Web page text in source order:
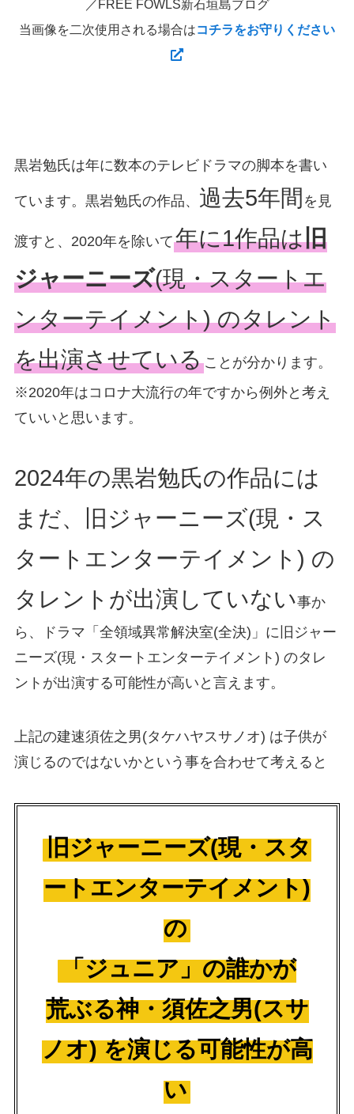
／FREE FOWLS新石垣島ブログ
当画像を二次使用される場合はコチラをお守りください
黒岩勉氏は年に数本のテレビドラマの脚本を書い
ています。黒岩勉氏の作品、 過去5年間 を見
渡すと、2020年を除いて年に1作品は旧
ジャーニーズ(現・スタートエ
ンターテイメント) のタレント
を出演させていることが分かります。
※2020年はコロナ大流行の年ですから例外と考え
ていいと思います。
2024年の黒岩勉氏の作品には
まだ、旧ジャーニーズ(現・ス
タートエンターテイメント) の
タレントが出演していない事か
ら、ドラマ「全領域異常解決室(全決)」に旧ジャー
ニーズ(現・スタートエンターテイメント) のタレ
ントが出演する可能性が高いと言えます。
上記の建速須佐之男(タケハヤスサノオ) は子供が
演じるのではないかという事を合わせて考えると
旧ジャーニーズ(現・スタ
ートエンターテイメント)
の
「ジュニア」の誰かが
荒ぶる神・須佐之男(スサ
ノオ) を演じる可能性が高
い